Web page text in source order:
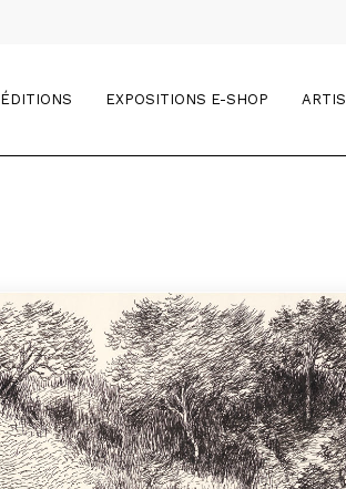
ÉDITIONS EXPOSITIONS E-SHOP